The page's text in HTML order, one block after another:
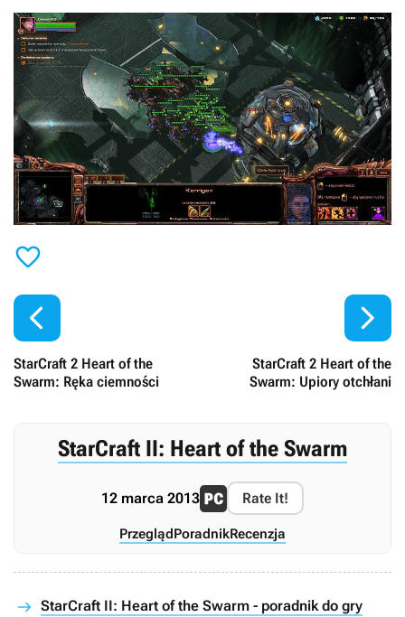


StarCraft 2 Heart of the
Swarm: Ręka ciemności
StarCraft 2 Heart of the
Swarm: Upiory otchłani

StarCraft II: Heart of the Swarm
12 marca 2013 Rate It!
Przegląd PoradnikRecenzja
StarCraft II: Heart of the Swarm - poradnik do gry